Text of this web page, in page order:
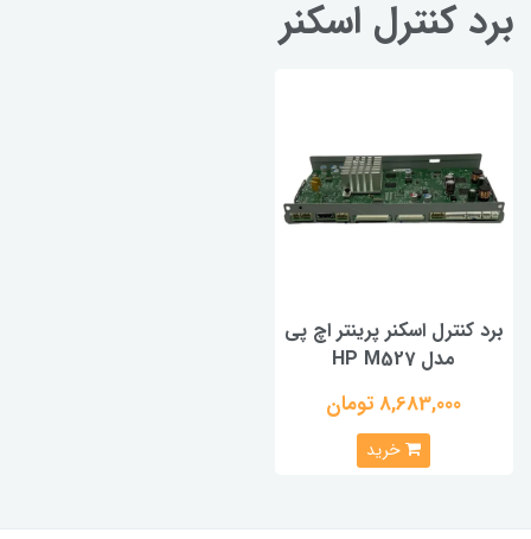
برد کنترل اسکنر
برد کنترل اسکنر پرینتر اچ پی
مدل HP M527
8,683,000 تومان
خرید